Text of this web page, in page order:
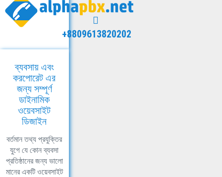
+8809613820202
ব্যবসায় এবং
করপোরেট এর
জন্য সম্পূর্ণ
ডাইনামিক
ওয়েবসাইট
ডিজাইন
বর্তমান তথ্য প্রযুক্তির
যুগে যে কোন ব্যবসা
প্রতিষ্ঠানের জন্য ভালো
মানের একটি ওয়েবসাইট